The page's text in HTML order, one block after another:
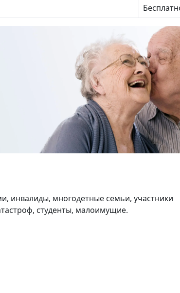
инвалиды, многодетные семьи, участники
студенты, малоимущие.